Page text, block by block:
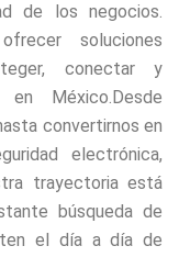
de los negocios.
soluciones
conectar y
en México. Desde
convertirnos en
electrónica,
trayectoria está
búsqueda de
el día a día de